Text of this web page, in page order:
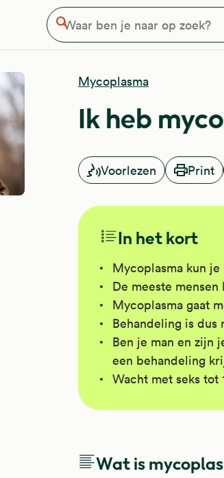
Waar ben je naar op zoek?
Zoeken
Mycoplasma
Ik heb
Voorlezen Print
In het kort
Mycoplasma kun
De meeste
Mycoplasma gaat
Behandeling is dus
Ben je man en zijn
een behandeling
Wacht met seks tot
Wat is